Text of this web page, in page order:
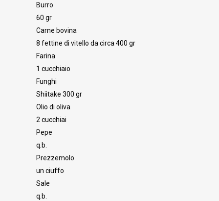
Burro
60 gr
Carne bovina
8 fettine di vitello da circa 400 gr
Farina
1 cucchiaio
Funghi
Shiitake 300 gr
Olio di oliva
2 cucchiai
Pepe
q.b.
Prezzemolo
un ciuffo
Sale
q.b.